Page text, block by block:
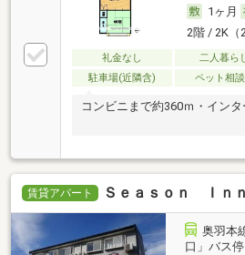
1ヶ月
2階 / 2K（
礼金なし 二人暮ら
駐車場(近隣含)
ペット相
コンビニまで約360ｍ・イン
賃貸アパート Ｓｅａｓｏｎ Ｉｎｎ
奥羽本
口」バス